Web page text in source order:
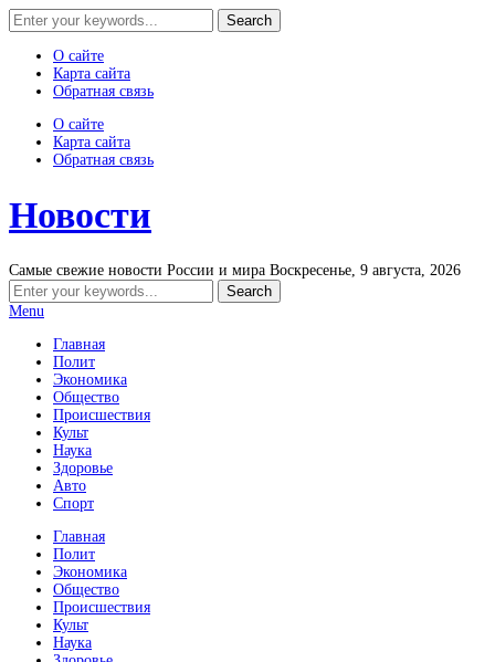
О сайте
Карта сайта
Обратная связь
О сайте
Карта сайта
Обратная связь
Новости
Самые свежие новости России и мира Воскресенье, 9 августа, 2026
Menu
Главная
Полит
Экономика
Общество
Происшествия
Культ
Наука
Здоровье
Авто
Спорт
Главная
Полит
Экономика
Общество
Происшествия
Культ
Наука